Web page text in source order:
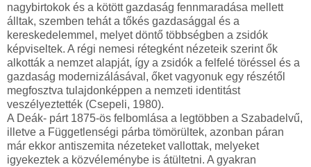
nagybirtokok és a kötött gazdaság fennmaradása mellett
álltak, szemben tehát a tőkés gazdasággal és a
kereskedelemmel, melyet döntő többségben a zsidók
képviseltek. A régi nemesi rétegként nézeteik szerint ők
alkották a nemzet alapját, így a zsidók a felfelé töréssel és a
gazdaság modernizálásával, őket vagyonuk egy részétől
megfosztva tulajdonképpen a nemzeti identitást
veszélyeztették (Csepeli, 1980).
A Deák- párt 1875-ös felbomlása a legtöbben a Szabadelvű,
illetve a Függetlenségi párba tömörültek, azonban páran
már ekkor antiszemita nézeteket vallottak, melyeket
igyekeztek a közvéleménybe is átültetni. A gyakran